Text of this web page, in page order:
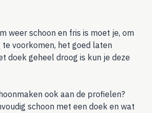
weer schoon en fris is moet je, om
voorkomen, het goed laten
doek geheel droog is kun je deze
ook aan de profielen?
schoon met een doek en wat